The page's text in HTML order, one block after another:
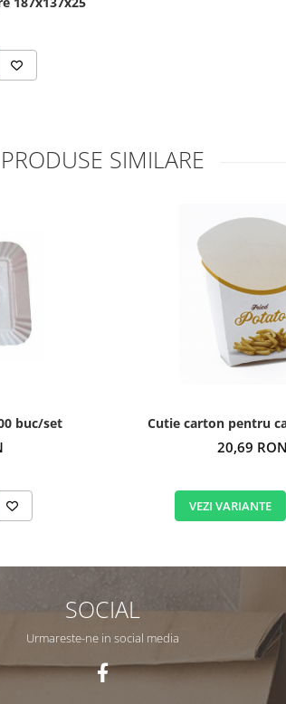
PRODUSE SIMILARE
buc/set Cutie carton pentru
20,69 RON
VEZI VARIANTE
SOCIAL
Urmareste-ne in social media